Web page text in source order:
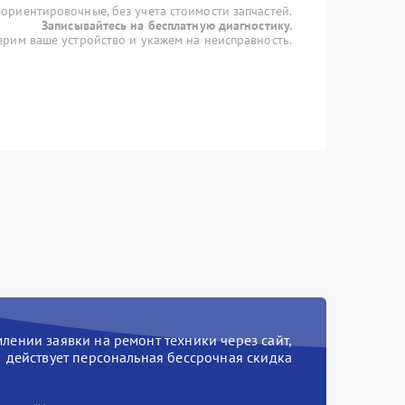
без учета стоимости запчастей.
Записывайтесь на бесплатную диагностику.
ваше устройство и укажем на неисправность.
заявки на ремонт техники через сайт,
действует персональная бессрочная скидка